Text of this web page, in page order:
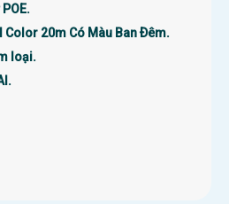
POE.
Color 20m Có Màu Ban Ðêm.
loại.